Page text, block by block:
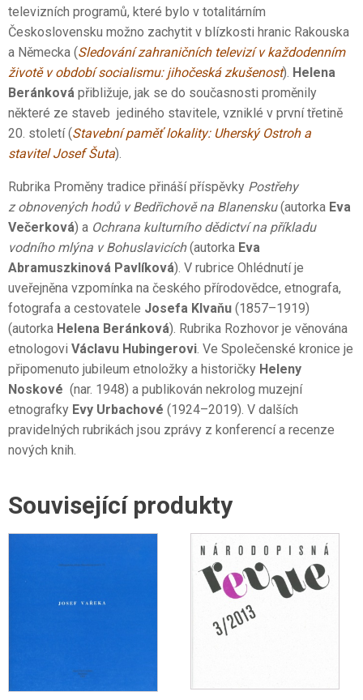
televizních programů, které bylo v totalitárním
Československu možno zachytit v blízkosti hranic Rakouska
a Německa (Sledování zahraničních televizí v každodenním
životě v období socialismu: jihočeská zkušenost). Helena
Beránková přibližuje, jak se do současnosti proměnily
některé ze staveb jediného stavitele, vzniklé v první třetině
20. století (Stavební paměť lokality: Uherský Ostroh a
stavitel Josef Šuta).
Rubrika Proměny tradice přináší příspěvky Postřehy
z obnovených hodů v Bedřichově na Blanensku(autorka Eva
Večerková) a Ochrana kulturního dědictví na příkladu
vodního mlýna v Bohuslavicích(autorka Eva
Abramuszkinová Pavlíková). V rubrice Ohlédnutí je
uveřejněna vzpomínka na českého přírodovědce, etnografa,
fotografa a cestovatele Josefa Klvaňu (1857–1919)
(autorka Helena Beránková). Rubrika Rozhovor je věnována
etnologovi Václavu Hubingerovi. Ve Společenské kronice je
připomenuto jubileum etnoložky a historičky Heleny
Noskové (nar. 1948) a publikován nekrolog muzejní
etnografky Evy Urbachové (1924–2019). V dalších
pravidelných rubrikách jsou zprávy z konferencí a recenze
nových knih.
Související produkty